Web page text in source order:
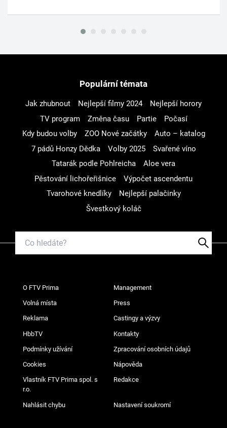
Populární témata
Jak zhubnout Nejlepší filmy 2024
Nejlepší horory
TV program
Změna času Partie
Počasí
Kdy budou volby
ZOO Nové začátky
Auto – katalog
7 pádů Honzy Dědka
Volby 2025
Svařené víno
Tatarák podle Pohlreicha
Aloe vera
Pěstování lichořeřišnice
Výpočet ascendentu
Tvarohové knedlíky
Nejlepší palačinky
Švestkový koláč
O FTV Prima Management
Volná místa Press
Reklama Castingy a výzvy
HbbTV Kontakty
Podmínky užívání Zpracování osobních údajů
Cookies Nápověda
Vlastník FTV Prima spol. s
r.o.
Redakce
Nahlásit chybu Nastavení soukromí